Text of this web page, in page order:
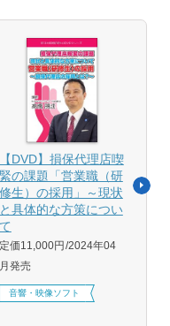
【DVD】損保代理店喫
緊の課題「営業職（研
修生）の採用」～現状
と具体的な方策につい
て
定価11,000円 2024年04
月発売
音響・映像ソフト